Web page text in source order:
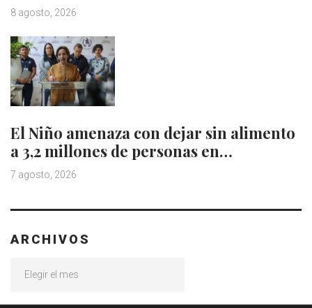
8 agosto, 2026
El Niño amenaza con dejar sin alimento
a 3,2 millones de personas en…
7 agosto, 2026
ARCHIVOS